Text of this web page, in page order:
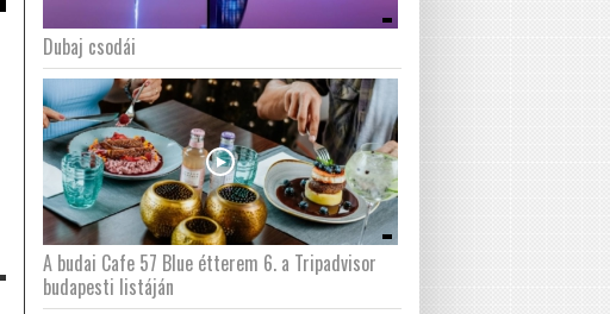
Dubaj csodái
A budai Cafe 57 Blue étterem 6. a Tripadvisor
budapesti listáján